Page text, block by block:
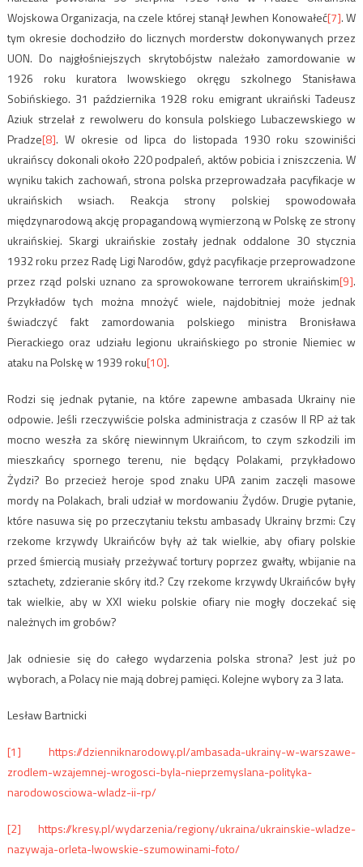
Wojskowa Organizacja, na czele której stanął Jewhen Konowałeć[7]. W
tym okresie dochodziło do licznych morderstw dokonywanych przez
UON. Do najgłośniejszych skrytobójstw należało zamordowanie w
1926 roku kuratora lwowskiego okręgu szkolnego Stanisława
Sobińskiego. 31 października 1928 roku emigrant ukraiński Tadeusz
Aziuk strzelał z rewolweru do konsula polskiego Lubaczewskiego w
Pradze[8]. W okresie od lipca do listopada 1930 roku szowiniści
ukraińscy dokonali około 220 podpaleń, aktów pobicia i zniszczenia. W
wyniku takich zachowań, strona polska przeprowadzała pacyfikacje w
ukraińskich wsiach. Reakcja strony polskiej spowodowała
międzynarodową akcję propagandową wymierzoną w Polskę ze strony
ukraińskiej. Skargi ukraińskie zostały jednak oddalone 30 stycznia
1932 roku przez Radę Ligi Narodów, gdyż pacyfikacje przeprowadzone
przez rząd polski uznano za sprowokowane terrorem ukraińskim[9].
Przykładów tych można mnożyć wiele, najdobitniej może jednak
świadczyć fakt zamordowania polskiego ministra Bronisława
Pierackiego oraz udziału legionu ukraińskiego po stronie Niemiec w
ataku na Polskę w 1939 roku[10].
Rodzi się jednak pytanie, na które zapewne ambasada Ukrainy nie
odpowie. Jeśli rzeczywiście polska administracja z czasów II RP aż tak
mocno weszła za skórę niewinnym Ukraińcom, to czym szkodzili im
mieszkańcy spornego terenu, nie będący Polakami, przykładowo
Żydzi? Bo przecież heroje spod znaku UPA zanim zaczęli masowe
mordy na Polakach, brali udział w mordowaniu Żydów. Drugie pytanie,
które nasuwa się po przeczytaniu tekstu ambasady Ukrainy brzmi: Czy
rzekome krzywdy Ukraińców były aż tak wielkie, aby ofiary polskie
przed śmiercią musiały przeżywać tortury poprzez gwałty, wbijanie na
sztachety, zdzieranie skóry itd.? Czy rzekome krzywdy Ukraińców były
tak wielkie, aby w XXI wieku polskie ofiary nie mogły doczekać się
należnych im grobów?
Jak odniesie się do całego wydarzenia polska strona? Jest już po
wyborach, a Polacy nie mają dobrej pamięci. Kolejne wybory za 3 lata.
Lesław Bartnicki
[1]
https://dzienniknarodowy.pl/ambasada-ukrainy-w-warszawe-
zrodlem-wzajemnej-wrogosci-byla-nieprzemyslana-polityka-
narodowosciowa-wladz-ii-rp/
[2]
https://kresy.pl/wydarzenia/regiony/ukraina/ukrainskie-wladze-
nazywaja-orleta-lwowskie-szumowinami-foto/